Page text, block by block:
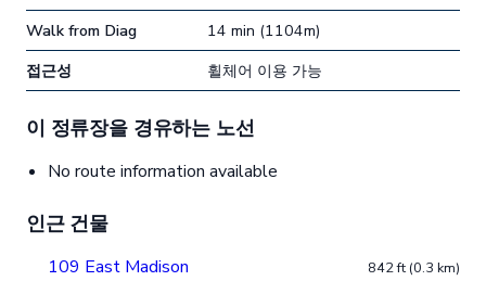
Walk from Diag
14 min (1104m)
접근성
휠체어 이용 가능
이 정류장을 경유하는 노선
No route information available
인근 건물
109 East Madison 842 ft (0.3 km)